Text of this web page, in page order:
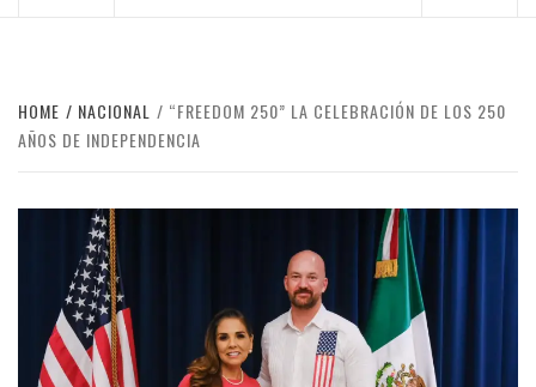
HOME NACIONAL
“FREEDOM 250” LA CELEBRACIÓN DE LOS 250
AÑOS DE INDEPENDENCIA